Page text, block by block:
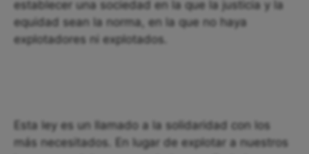
establecer una sociedad en la que la justicia y la
equidad sean la norma, en la que no haya
explotadores ni explotados.
Esta ley es un llamado a la solidaridad con los
más necesitados. En lugar de explotar a nuestros